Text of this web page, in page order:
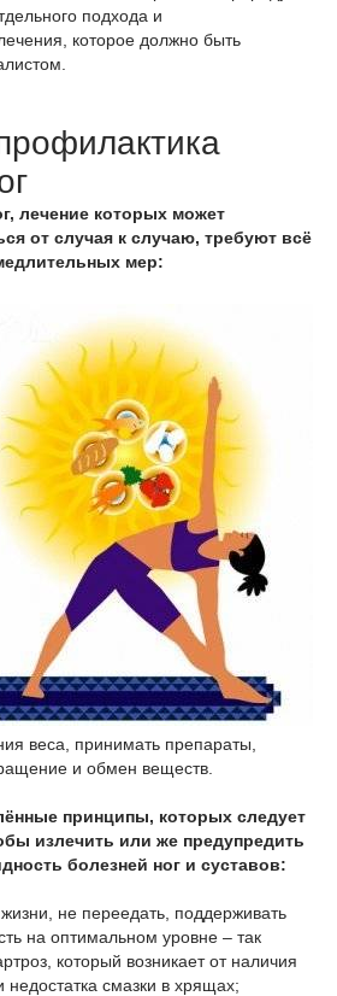
подхода и
которое должно быть
лечение которых может
от случая к случаю, требуют всё
мер:
веса, принимать препараты,
и обмен веществ.
принципы, которых следует
излечить или же предупредить
болезней ног и суставов:
не переедать, поддерживать
на оптимальном уровне – так
который возникает от наличия
смазки в хрящах;